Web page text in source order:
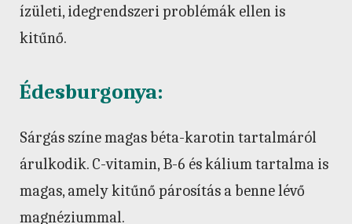
ízületi, idegrendszeri problémák ellen is
kitűnő.
Édesburgonya:
Sárgás színe magas béta-karotin tartalmáról
árulkodik. C-vitamin, B-6 és kálium tartalma is
magas, amely kitűnő párosítás a benne lévő
magnéziummal.